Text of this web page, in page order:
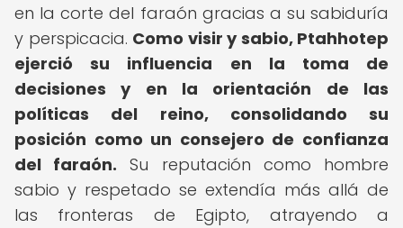
en la corte del faraón gracias a su sabiduría
y perspicacia. Como visir y sabio, Ptahhotep
ejerció su influencia en la toma de
decisiones y en la orientación de las
políticas del reino, consolidando su
posición como un consejero de confianza
del faraón. Su reputación como hombre
sabio y respetado se extendía más allá de
las fronteras de Egipto, atrayendo a